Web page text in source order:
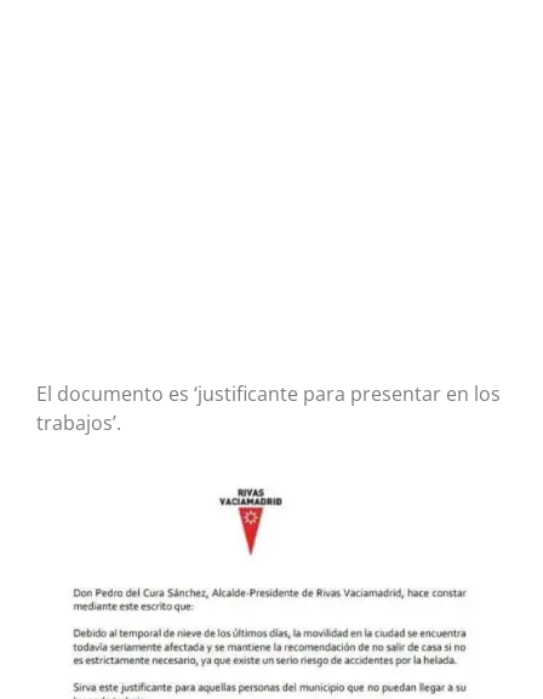
El documento es ‘justificante para presentar en los
trabajos’.